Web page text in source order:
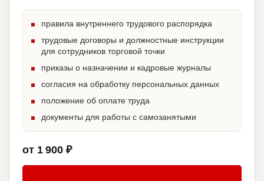
правила внутреннего трудового распорядка
трудовые договоры и должностные инструкции
для сотрудников торговой точки
приказы о назначении и кадровые журналы
согласия на обработку персональных данных
положение об оплате труда
документы для работы с самозанятыми
от 1 900 ₽